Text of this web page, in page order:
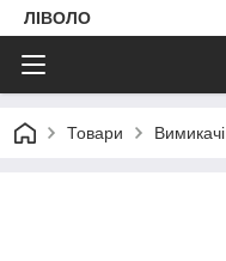
ЛІВОЛО
Товари Вимикачі